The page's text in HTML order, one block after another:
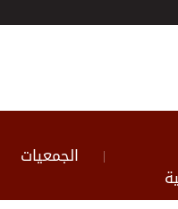
| الجمعيات